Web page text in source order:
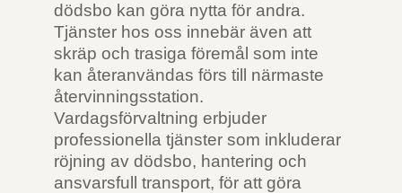
dödsbo kan göra nytta för andra.
Tjänster hos oss innebär även att
skräp och trasiga föremål som inte
kan återanvändas förs till närmaste
återvinningsstation.
Vardagsförvaltning erbjuder
professionella tjänster som inkluderar
röjning av dödsbo, hantering och
ansvarsfull transport, för att göra